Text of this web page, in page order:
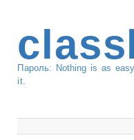
Пароль: Nothing is as
it.